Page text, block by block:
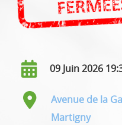
09 Juin 2026
Avenue de la
Martigny